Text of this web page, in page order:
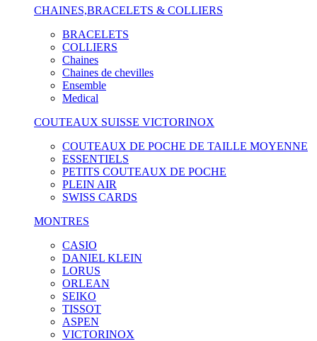
CHAINES,BRACELETS & COLLIERS
BRACELETS
COLLIERS
Chaines
Chaines de chevilles
Ensemble
Medical
COUTEAUX SUISSE VICTORINOX
COUTEAUX DE POCHE DE TAILLE MOYENNE
ESSENTIELS
PETITS COUTEAUX DE POCHE
PLEIN AIR
SWISS CARDS
MONTRES
CASIO
DANIEL KLEIN
LORUS
ORLEAN
SEIKO
TISSOT
ASPEN
VICTORINOX